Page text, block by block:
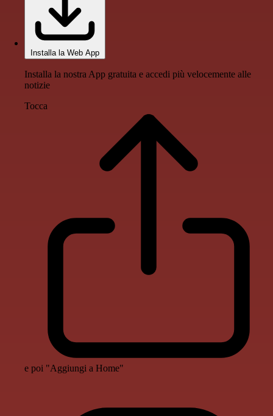
Installa la Web App
Installa la nostra App gratuita e accedi più velocemente alle
notizie
Tocca
e poi "Aggiungi a Home"